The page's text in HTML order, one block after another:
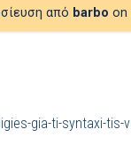
από barbo on
gia-ti-syntaxi-